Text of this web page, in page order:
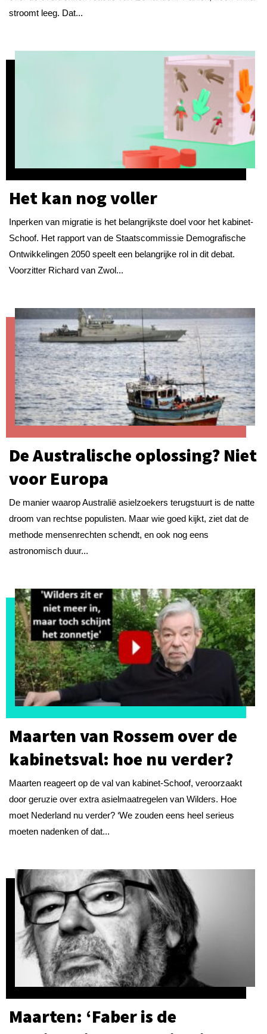
stroomt leeg. Dat...
Het kan nog voller
Inperken van migratie is het belangrijkste doel voor het kabinet-
Schoof. Het rapport van de Staatscommissie Demografische
Ontwikkelingen 2050 speelt een belangrijke rol in dit debat.
Voorzitter Richard van Zwol...
De Australische oplossing? Niet
voor Europa
De manier waarop Australië asielzoekers terugstuurt is de natte
droom van rechtse populisten. Maar wie goed kijkt, ziet dat de
methode mensenrechten schendt, en ook nog eens
astronomisch duur...
Maarten van Rossem over de
kabinetsval: hoe nu verder?
Maarten reageert op de val van kabinet-Schoof, veroorzaakt
door geruzie over extra asielmaatregelen van Wilders. Hoe
moet Nederland nu verder? ‘We zouden eens heel serieus
moeten nadenken of dat...
Maarten: ‘Faber is de